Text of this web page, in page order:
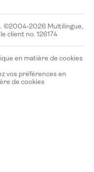
©2004-2026 Multilingue,
client no. 126174
en matière de cookies
vos préférences en
de cookies